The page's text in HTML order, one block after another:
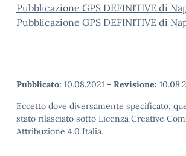
Pubblicazione GPS DEFINITIVE di
Pubblicazione GPS DEFINITIVE di
Pubblicato: 10.08.2021 - Revisione:
Eccetto dove diversamente specificato,
stato rilasciato sotto Licenza Creative
Attribuzione 4.0 Italia.